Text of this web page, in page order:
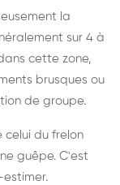
la
sur 4 à
cette zone,
brusques ou
de groupe.
celui du frelon
guêpe. C'est
estimer.